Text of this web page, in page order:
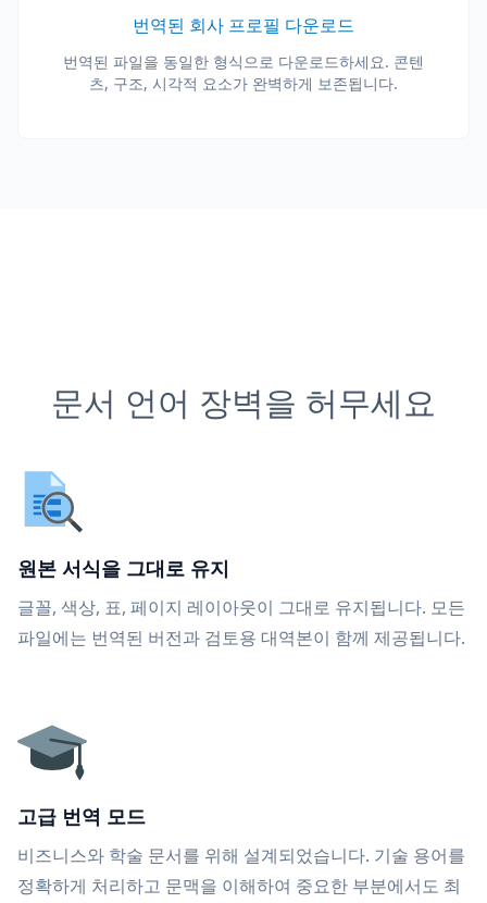
번역된 회사 프로필 다운로드
번역된 파일을 동일한 형식으로 다운로드하세요. 콘텐
츠, 구조, 시각적 요소가 완벽하게 보존됩니다.
문서 언어 장벽을 허무세요
원본 서식을 그대로 유지
글꼴, 색상, 표, 페이지 레이아웃이 그대로 유지됩니다. 모든
파일에는 번역된 버전과 검토용 대역본이 함께 제공됩니다.
고급 번역 모드
비즈니스와 학술 문서를 위해 설계되었습니다. 기술 용어를
정확하게 처리하고 문맥을 이해하여 중요한 부분에서도 최